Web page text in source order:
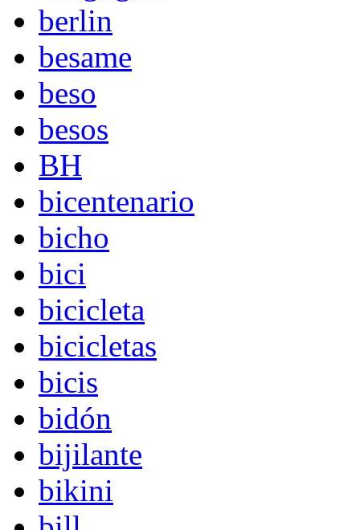
berlin
besame
beso
besos
BH
bicentenario
bicho
bici
bicicleta
bicicletas
bicis
bidón
bijilante
bikini